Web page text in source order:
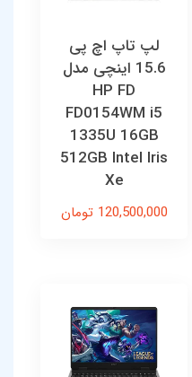
لپ تاپ اچ پی
15.6 اینچی مدل
HP FD
FD0154WM i5
1335U 16GB
512GB Intel Iris
Xe
120,500,000 تومان